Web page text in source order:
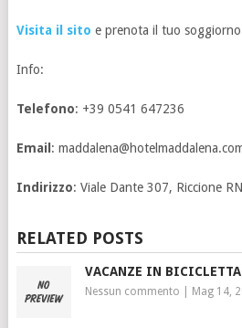
Visita il sito e prenota il tuo
Info:
Telefono: +39 0541 647236
Email :
Indirizzo: Viale Dante 307, Riccione RN
RELATED POSTS
VACANZE IN
Nessun commento Mag 14,